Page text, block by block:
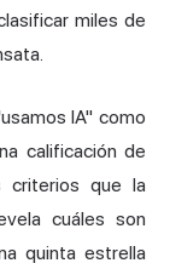
miles de
IA" como
calificación de
criterios que la
cuáles son
quinta estrella